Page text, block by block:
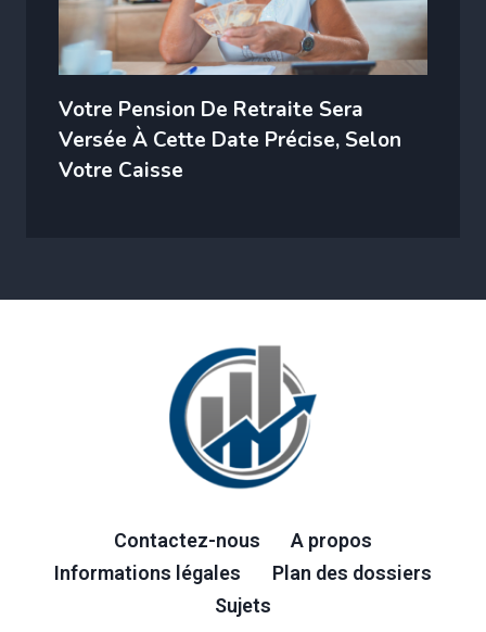
Votre Pension De Retraite Sera
Versée À Cette Date Précise, Selon
Votre Caisse
Contactez-nous
A propos
Informations légales
Plan des dossiers
Sujets